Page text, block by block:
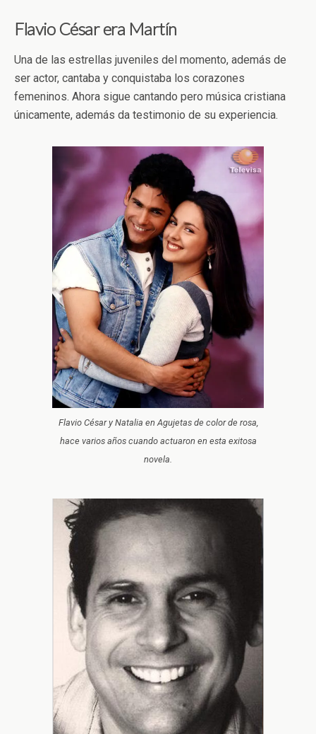
Flavio César era Martín
Una de las estrellas juveniles del momento, además de
ser actor, cantaba y conquistaba los corazones
femeninos. Ahora sigue cantando pero música cristiana
únicamente, además da testimonio de su experiencia.
Flavio César y Natalia en Agujetas de color de rosa,
hace varios años cuando actuaron en esta exitosa
novela.